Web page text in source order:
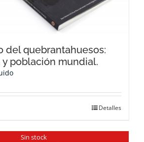
del quebrantahuesos:
población mundial.
Detalles
Sin stock